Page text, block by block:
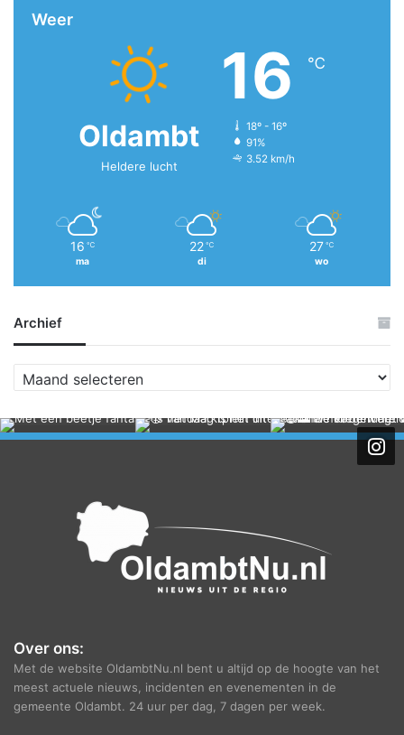
Weer
Oldambt
Heldere lucht
16 ℃
18º - 16º
91%
3.52 km/h
16 ℃
ma
22 ℃
di
27 ℃
wo
Archief
r
h
Over ons:
Met de website OldambtNu.nl bent u altijd op de hoogte van het
meest actuele nieuws, incidenten en evenementen in de
gemeente Oldambt. 24 uur per dag, 7 dagen per week.